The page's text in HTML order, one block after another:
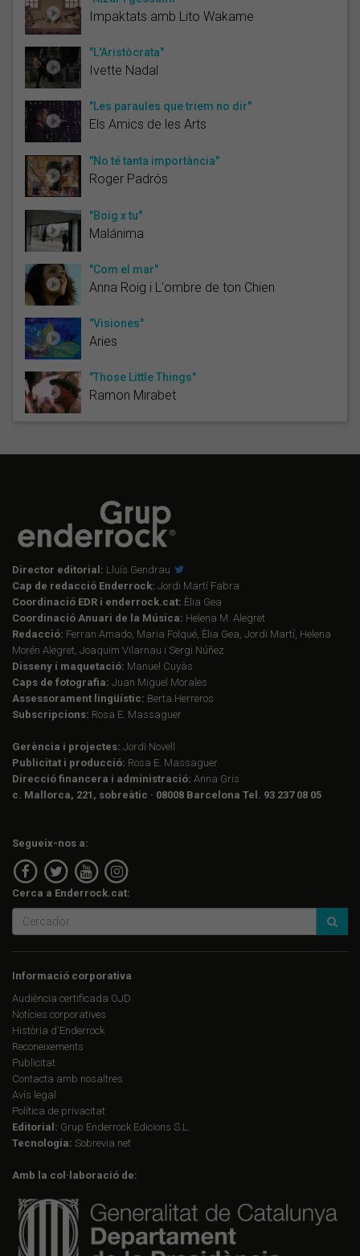
Impaktats amb Lito Wakame
"L'Aristòcrata"
Ivette Nadal
"Les paraules que triem no dir"
Els Amics de les Arts
"No té tanta importància"
Roger Padrós
"Boig x tu"
Malánima
"Com el mar"
Anna Roig i L'ombre de ton Chien
"Visiones"
Aries
"Those Little Things"
Ramon Mirabet
Director editorial: Lluís Gendrau
Cap de redacció Enderrock: Jordi Martí Fabra
Coordinació EDR i enderrock.cat: Èlia Gea
Coordinació Anuari de la Música: Helena M. Alegret
Redacció: Ferran Amado, Maria Folqué, Èlia Gea, Jordi Martí, Helena
Morén Alegret, Joaquim Vilarnau i Sergi Núñez
Disseny i maquetació: Manuel Cuyàs
Caps de fotografia: Juan Miguel Morales
Assessorament lingüístic: Berta Herreros
Subscripcions: Rosa E. Massaguer
Gerència i projectes: Jordi Novell
Publicitat i producció: Rosa E. Massaguer
Direcció financera i administració: Anna Gris
c. Mallorca, 221, sobreàtic · 08008 Barcelona Tel. 93 237 08 05
Segueix-nos a:
Cerca a Enderrock.cat:
Informació corporativa
Audiència certificada OJD
Notícies corporatives
Història d'Enderrock
Reconeixements
Publicitat
Contacta amb nosaltres
Avís legal
Política de privacitat
Editorial: Grup Enderrock Edicions S.L.
Tecnologia: Sobrevia.net
Amb la col·laboració de: